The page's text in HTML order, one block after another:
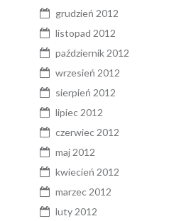
grudzień 2012
listopad 2012
październik 2012
wrzesień 2012
sierpień 2012
lipiec 2012
czerwiec 2012
maj 2012
kwiecień 2012
marzec 2012
luty 2012